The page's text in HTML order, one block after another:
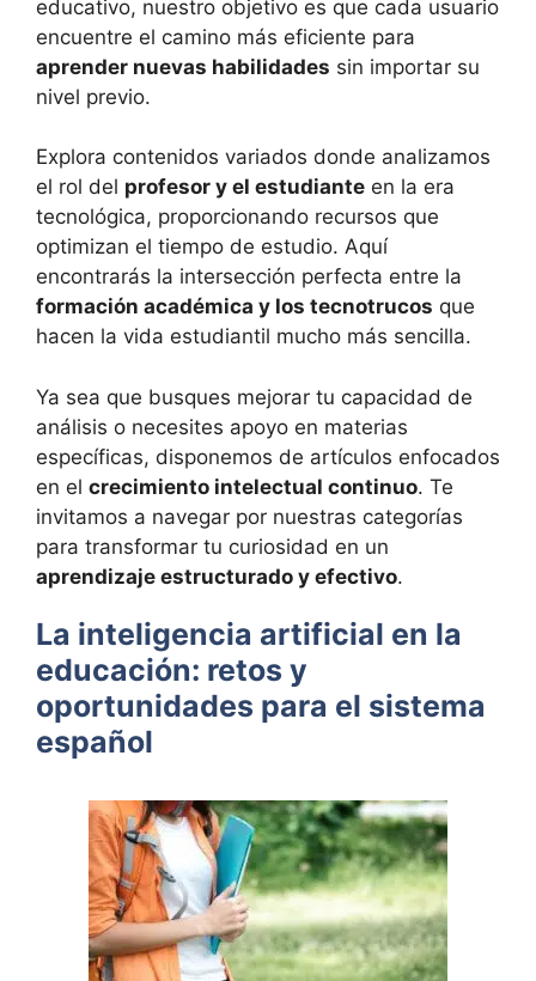
educativo, nuestro objetivo es que cada usuario
encuentre el camino más eficiente para
aprender nuevas habilidades sin importar su
nivel previo.
Explora contenidos variados donde analizamos
el rol del profesor y el estudiante en la era
tecnológica, proporcionando recursos que
optimizan el tiempo de estudio. Aquí
encontrarás la intersección perfecta entre la
formación académica y los tecnotrucos que
hacen la vida estudiantil mucho más sencilla.
Ya sea que busques mejorar tu capacidad de
análisis o necesites apoyo en materias
específicas, disponemos de artículos enfocados
en el crecimiento intelectual continuo. Te
invitamos a navegar por nuestras categorías
para transformar tu curiosidad en un
aprendizaje estructurado y efectivo.
La inteligencia artificial en la
educación: retos y
oportunidades para el sistema
español